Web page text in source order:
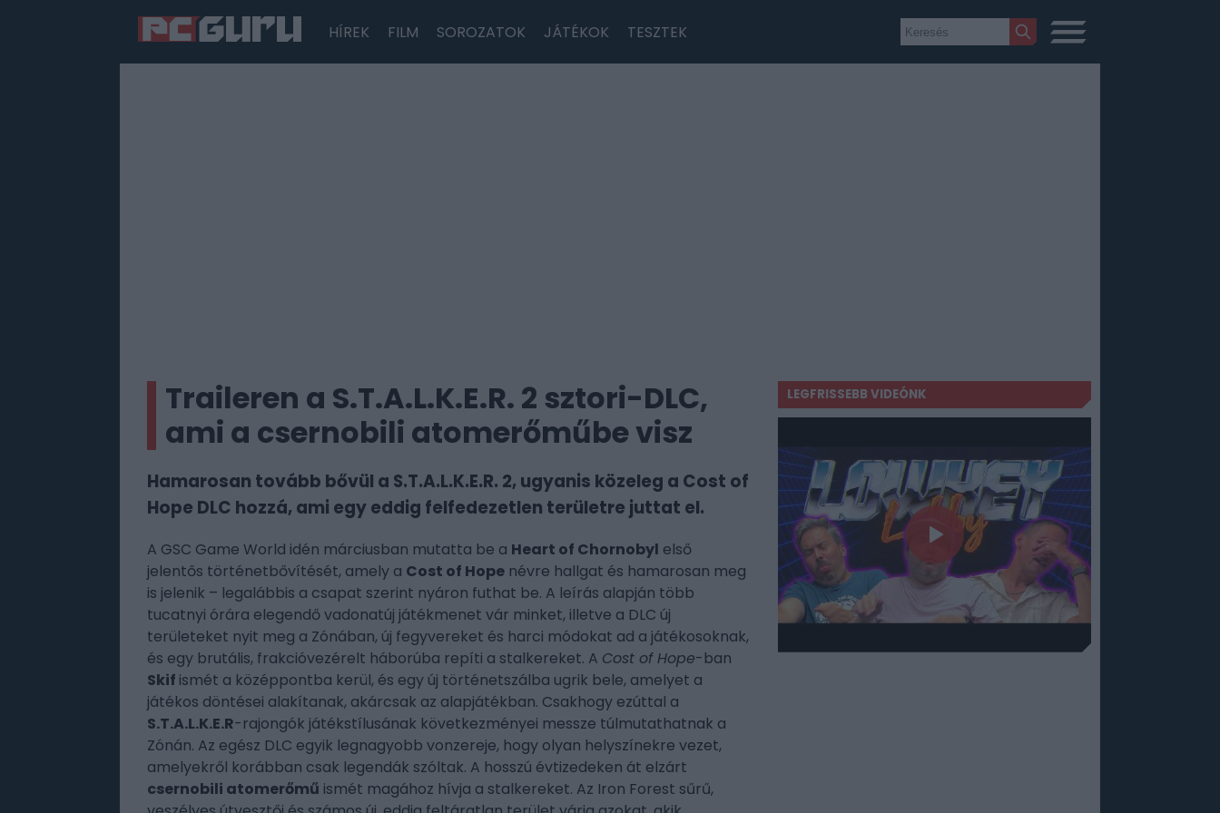
HÍREK FILM SOROZATOK JÁTÉKOK TESZTEK
Traileren a S.T.A.L.K.E.R. 2 sztori-DLC,
ami a csernobili atomerőműbe visz
Hamarosan tovább bővül a S.T.A.L.K.E.R. 2, ugyanis közeleg a Cost of
Hope DLC hozzá, ami egy eddig felfedezetlen területre juttat el.
A GSC Game World idén márciusban mutatta be a Heart of Chornobyl első
jelentős történetbővítését, amely a Cost of Hope névre hallgat és hamarosan meg
is jelenik – legalábbis a csapat szerint nyáron futhat be. A leírás alapján több
tucatnyi órára elegendő vadonatúj játékmenet vár minket, illetve a DLC új
területeket nyit meg a Zónában, új fegyvereket és harci módokat ad a játékosoknak,
és egy brutális, frakcióvezérelt háborúba repíti a stalkereket. A Cost of Hope-ban
Skif ismét a középpontba kerül, és egy új történetszálba ugrik bele, amelyet a
játékos döntései alakítanak, akárcsak az alapjátékban. Csakhogy ezúttal a
S.T.A.L.K.E.R-rajongók játékstílusának következményei messze túlmutathatnak a
Zónán. Az egész DLC egyik legnagyobb vonzereje, hogy olyan helyszínekre vezet,
amelyekről korábban csak legendák szóltak. A hosszú évtizedeken át elzárt
csernobili atomerőmű ismét magához hívja a stalkereket. Az Iron Forest sűrű,
LEGFRISSEBB VIDEÓNK